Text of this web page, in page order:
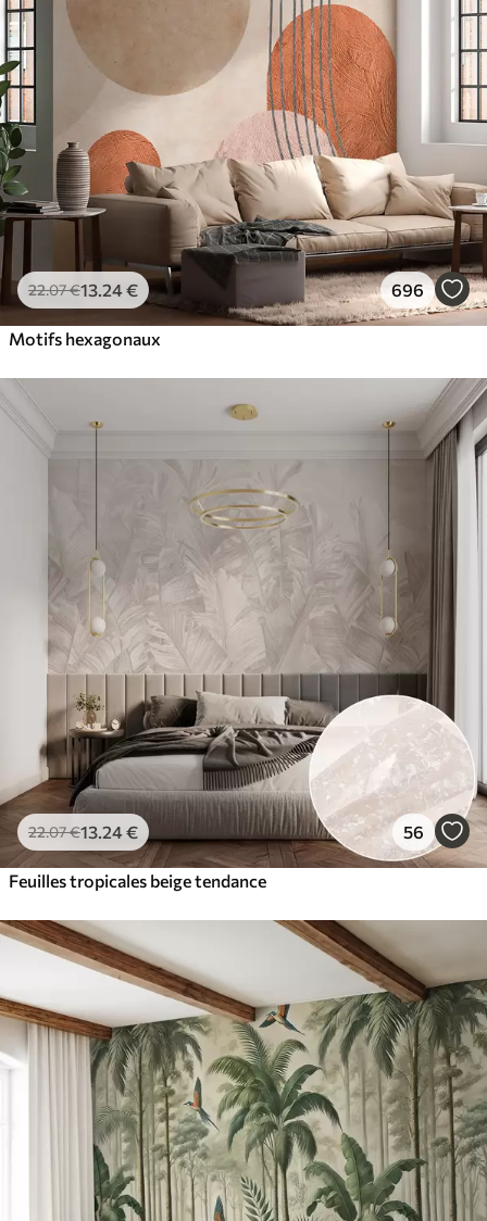
22.07€13 .24€ 696
Motifs hexagonaux
22.07€13 .24€ 56
Feuilles tropicales beige tendance